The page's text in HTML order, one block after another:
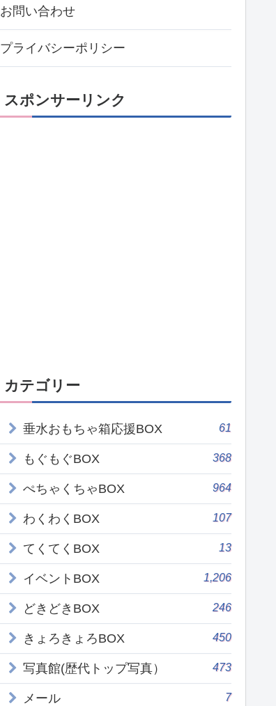
お問い合わせ
プライバシーポリシー
スポンサーリンク
カテゴリー
垂水おもちゃ箱応援BOX 61
もぐもぐBOX 368
ぺちゃくちゃBOX 964
わくわくBOX 107
てくてくBOX 13
イベントBOX 1,206
どきどきBOX 246
きょろきょろBOX 450
写真館(歴代トップ写真） 473
メール 7